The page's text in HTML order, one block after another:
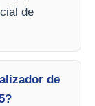
de
de